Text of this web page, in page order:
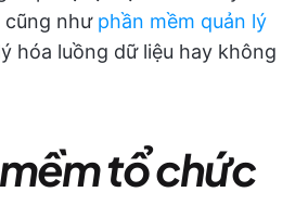
cũng như phần mềm quản lý
hóa luồng dữ liệu hay không
tổ chức